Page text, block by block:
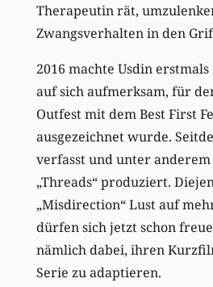
Therapeutin rät,
Zwangsverhalten in den
2016 machte Usdin
auf sich aufmerksam, für
Outfest mit dem Best First
ausgezeichnet wurde.
verfasst und unter anderem
„Threads“ produziert.
„Misdirection“ Lust auf
dürfen sich jetzt schon
nämlich dabei, ihren
Serie zu adaptieren.